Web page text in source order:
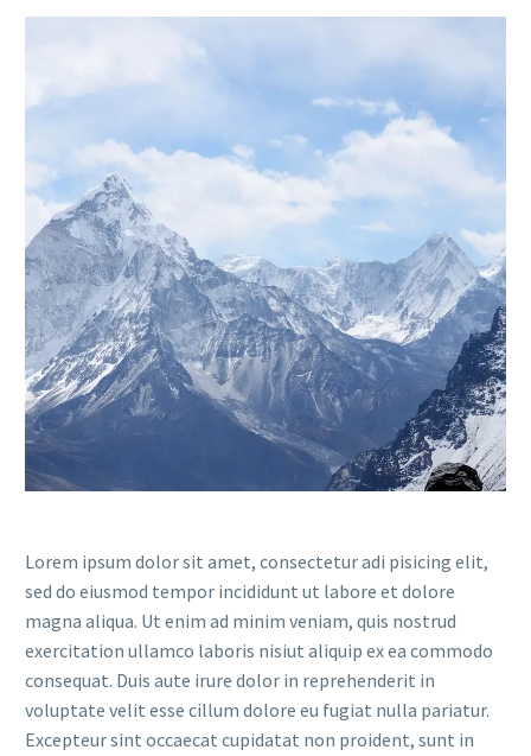
Lorem ipsum dolor sit amet, consectetur adi pisicing elit,
sed do eiusmod tempor incididunt ut labore et dolore
magna aliqua. Ut enim ad minim veniam, quis nostrud
exercitation ullamco laboris nisiut aliquip ex ea commodo
consequat. Duis aute irure dolor in reprehenderit in
voluptate velit esse cillum dolore eu fugiat nulla pariatur.
Excepteur sint occaecat cupidatat non proident, sunt in